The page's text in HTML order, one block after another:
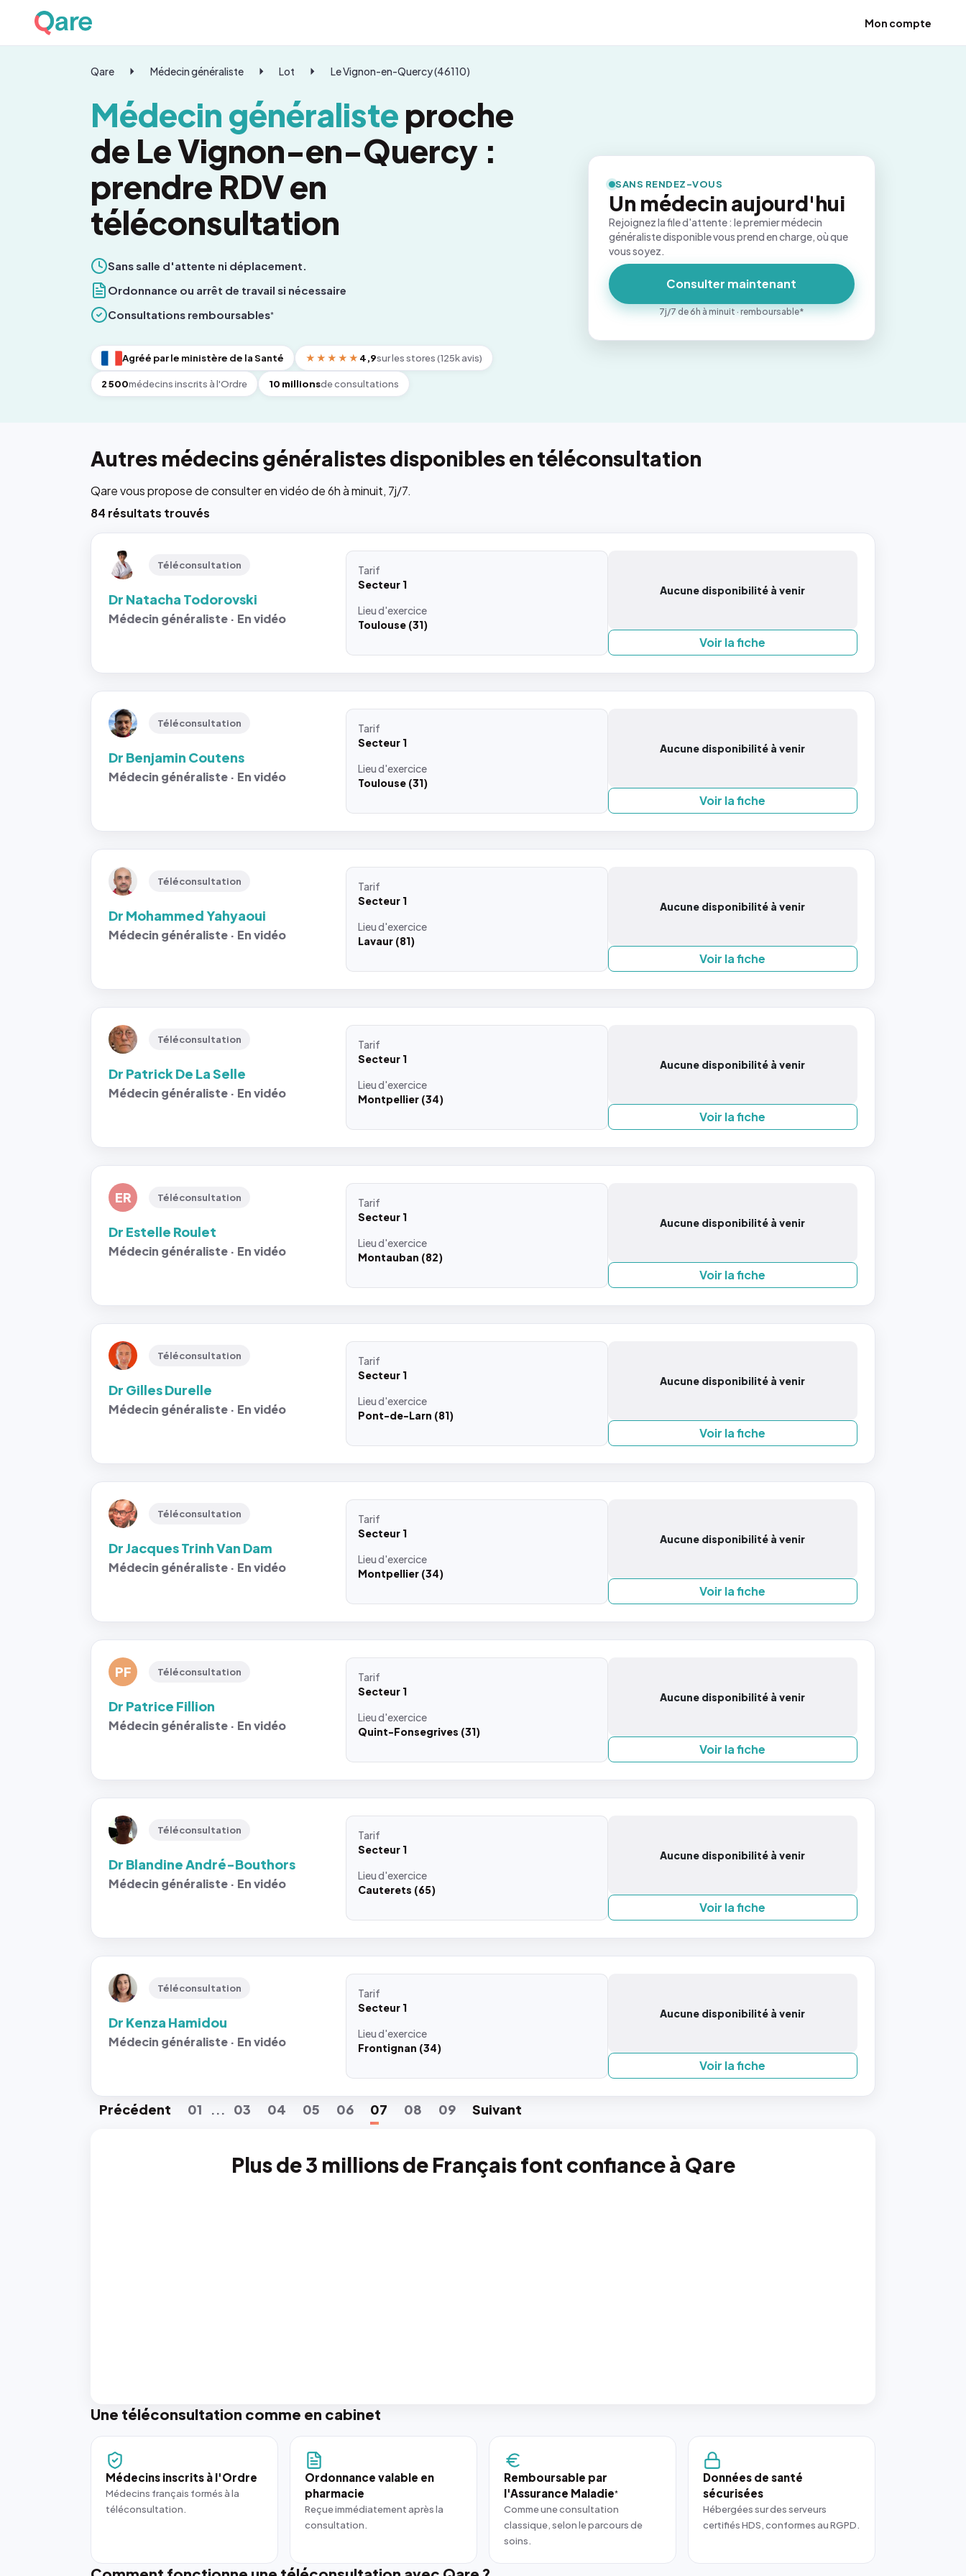
Mon compte
Qare Médecin généraliste Lot Le Vignon-en-Quercy (46110)
Médecin généralisteproche
de Le Vignon-en-Quercy :
prendre RDV en
téléconsultation
Sans salle d'attente ni déplacement.
Ordonnance ou arrêt de travail si nécessaire
Consultations remboursables*
Agréé par le ministère de la Santé ★★★★★ 4,9sur les stores (125k avis)
2 500médecins inscrits à l'Ordre 10 millionsde consultations
SANS RENDEZ-VOUS
Un médecin aujourd'hui
Rejoignez la file d'attente : le premier médecin
généraliste disponible vous prend en charge, où que
vous soyez.
Consulter maintenant
7j/7 de 6h à minuit · remboursable*
Autres médecins généralistes disponibles en téléconsultation
Qare vous propose de consulter en vidéo de 6h à minuit, 7j/7.
84 résultats trouvés
Téléconsultation
Dr Natacha Todorovski
Médecin généraliste · En vidéo
Tarif
Secteur 1
Lieud'exercice
Toulouse (31)
Aucune disponibilité à venir
Voir la fiche
Téléconsultation
Dr Benjamin Coutens
Médecin généraliste · En vidéo
Tarif
Secteur 1
Lieud'exercice
Toulouse (31)
Aucune disponibilité à venir
Voir la fiche
Téléconsultation
Dr Mohammed Yahyaoui
Médecin généraliste · En vidéo
Tarif
Secteur 1
Lieud'exercice
Lavaur (81)
Aucune disponibilité à venir
Voir la fiche
Téléconsultation
Dr Patrick De La Selle
Médecin généraliste · En vidéo
Tarif
Secteur 1
Lieud'exercice
Montpellier (34)
Aucune disponibilité à venir
Voir la fiche
ER Téléconsultation
Dr Estelle Roulet
Médecin généraliste · En vidéo
Tarif
Secteur 1
Lieud'exercice
Montauban (82)
Aucune disponibilité à venir
Voir la fiche
Téléconsultation
Dr Gilles Durelle
Médecin généraliste · En vidéo
Tarif
Secteur 1
Lieud'exercice
Pont-de-Larn (81)
Aucune disponibilité à venir
Voir la fiche
Téléconsultation
Dr Jacques Trinh Van Dam
Médecin généraliste · En vidéo
Tarif
Secteur 1
Lieud'exercice
Montpellier (34)
Aucune disponibilité à venir
Voir la fiche
PF Téléconsultation
Dr Patrice Fillion
Médecin généraliste · En vidéo
Tarif
Secteur 1
Lieud'exercice
Quint-Fonsegrives (31)
Aucune disponibilité à venir
Voir la fiche
Téléconsultation
Dr Blandine André-Bouthors
Médecin généraliste · En vidéo
Tarif
Secteur 1
Lieud'exercice
Cauterets (65)
Aucune disponibilité à venir
Voir la fiche
Téléconsultation
Dr Kenza Hamidou
Médecin généraliste · En vidéo
Tarif
Secteur 1
Lieud'exercice
Frontignan (34)
Aucune disponibilité à venir
Voir la fiche
Précédent 01 ... 03 04 05 06 07 08 09 Suivant
Plus de 3 millions de Français font confiance à Qare
Une téléconsultation comme en cabinet
Médecins inscrits à l'Ordre
Médecins français formés à la
téléconsultation.
Ordonnance valable en
pharmacie
Reçue immédiatement après la
consultation.
Remboursable par
l'Assurance Maladie*
Comme une consultation
classique, selon le parcours de
soins.
Données de santé
sécurisées
Hébergées sur des serveurs
certifiés HDS, conformes au RGPD.